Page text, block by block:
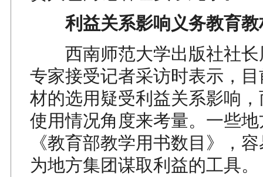
利益关系影响义务教育
西南师范大学出版社社长
专家接受记者采访时表示，
材的选用疑受利益关系影响
使用情况角度来考量。一些
《教育部教学用书数目》，
为地方集团谋取利益的工具。